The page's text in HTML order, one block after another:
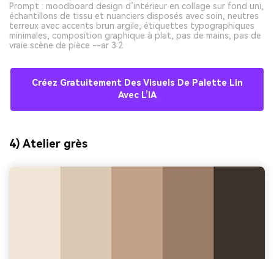
Prompt : moodboard design d’intérieur en collage sur fond uni,
échantillons de tissu et nuanciers disposés avec soin, neutres
terreux avec accents brun argile, étiquettes typographiques
minimales, composition graphique à plat, pas de mains, pas de
vraie scène de pièce --ar 3:2
Créez Gratuitement Des Visuels De Palette Lin
Avec L’IA
4) Atelier grès